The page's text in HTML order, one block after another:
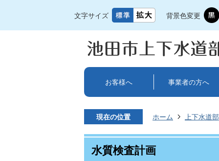
文字サイズ 背景色変更
お客様へ 事業者の方へ
現在の位置 ホーム 上下水道部
水質検査計画